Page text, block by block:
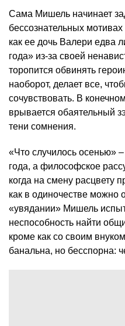
Сама Мишель начинает
бессознательных
как ее дочь Валери едва
года» из-за своей
торопится обвинять
наоборот, делает все,
сочувствовать. В
врывается обаятельный
тени сомнения.
«Что случилось осенью»
года, а философское
когда на смену расцвету
как в одиночестве можно
«увядании» Мишель
неспособность найти
кроме как со своим
банальна, но бесспорна: